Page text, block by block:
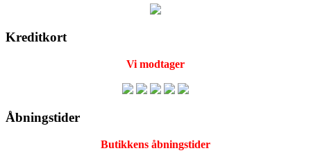
Kreditkort
Vi modtager
Åbningstider
Butikkens åbningstider